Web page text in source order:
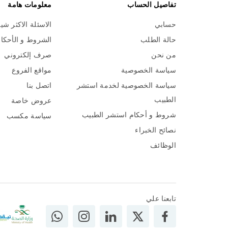
تفاصيل الحساب
حسابي
حالة الطلب
من نحن
سياسة الخصوصية
سياسة الخصوصية لخدمة استشر
الطبيب
شروط و أحكام استشر الطبيب
نصائح الخبراء
الوظائف
معلومات هامة
الاسئلة الاكثر
الشروط و
صرف إلكتروني
مواقع الفروع
اتصل بنا
عروض خاصة
سياسة مكسب
تابعنا علي